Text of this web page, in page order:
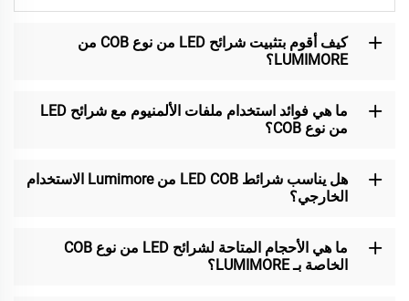
كيف أقوم بتثبيت شرائح LED من نوع COB من
LUMIMORE؟
ما هي فوائد استخدام ملفات الألمنيوم مع شرائح LED
من نوع COB؟
هل يناسب شرائط LED COB من Lumimore الاستخدام
الخارجي؟
ما هي الأحجام المتاحة لشرائح LED من نوع COB
الخاصة بـ LUMIMORE؟